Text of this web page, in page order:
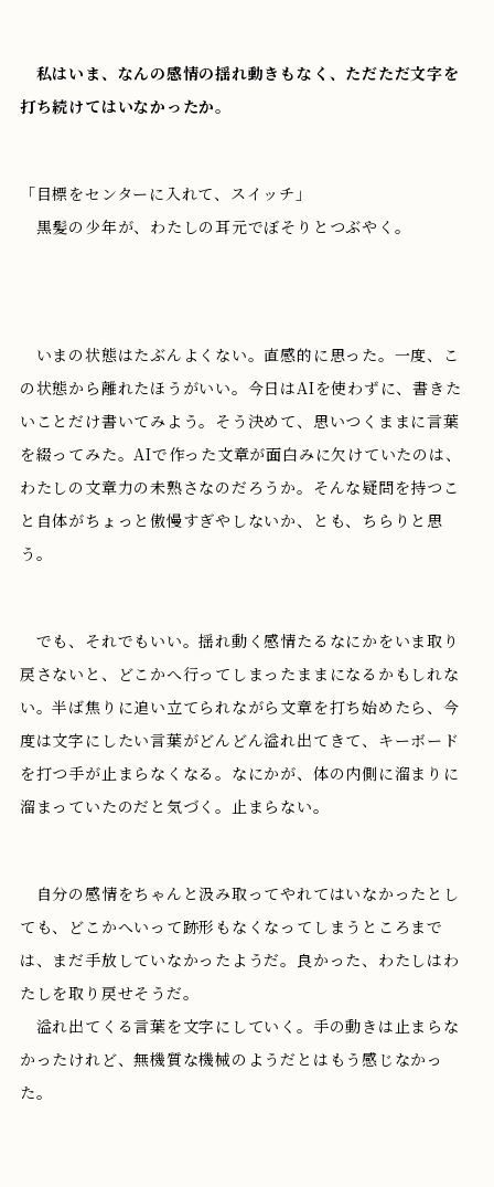
私はいま、なんの感情の揺れ動きもなく、ただただ文字を
打ち続けてはいなかったか。
「目標をセンターに入れて、スイッチ」
黒髪の少年が、わたしの耳元でぼそりとつぶやく。
いまの状態はたぶんよくない。直感的に思った。一度、こ
の状態から離れたほうがいい。今日はAIを使わずに、書きた
いことだけ書いてみよう。そう決めて、思いつくままに言葉
を綴ってみた。AIで作った文章が面白みに欠けていたのは、
わたしの文章力の未熟さなのだろうか。そんな疑問を持つこ
と自体がちょっと傲慢すぎやしないか、とも、ちらりと思
う。
でも、それでもいい。揺れ動く感情たるなにかをいま取り
戻さないと、どこかへ行ってしまったままになるかもしれな
い。半ば焦りに追い立てられながら文章を打ち始めたら、今
度は文字にしたい言葉がどんどん溢れ出てきて、キーボード
を打つ手が止まらなくなる。なにかが、体の内側に溜まりに
溜まっていたのだと気づく。止まらない。
自分の感情をちゃんと汲み取ってやれてはいなかったとし
ても、どこかへいって跡形もなくなってしまうところまで
は、まだ手放していなかったようだ。良かった、わたしはわ
たしを取り戻せそうだ。
溢れ出てくる言葉を文字にしていく。手の動きは止まらな
かったけれど、無機質な機械のようだとはもう感じなかっ
た。